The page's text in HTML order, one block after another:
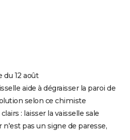
du 12 août
aide à dégraisser la paroi de
selon ce chimiste
: laisser la vaisselle sale
n'est pas un signe de paresse,